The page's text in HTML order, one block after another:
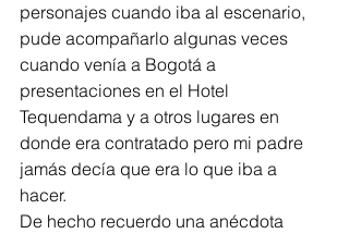
personajes cuando iba al escenario,
pude acompañarlo algunas veces
cuando venía a Bogotá a
presentaciones en el Hotel
Tequendama y a otros lugares en
donde era contratado pero mi padre
jamás decía que era lo que iba a
hacer.
De hecho recuerdo una anécdota